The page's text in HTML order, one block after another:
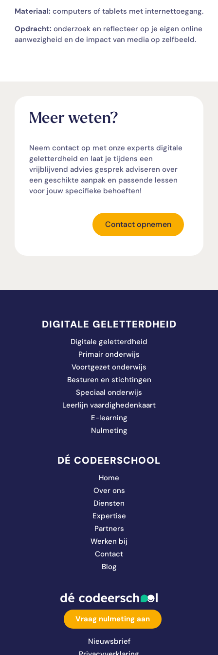
Materiaal: computers of tablets met internettoegang.
Opdracht: onderzoek en reflecteer op je eigen online
aanwezigheid en de impact van media op zelfbeeld.
Meer weten?
Neem contact op met onze experts digitale
geletterdheid en laat je tijdens een
vrijblijvend advies gesprek adviseren over
een geschikte aanpak en passende lessen
voor jouw specifieke behoeften!
Contact opnemen
DIGITALE GELETTERDHEID
Digitale geletterdheid
Primair onderwijs
Voortgezet onderwijs
Besturen en stichtingen
Speciaal onderwijs
Leerlijn vaardighedenkaart
E-learning
Nulmeting
DÉ CODEERSCHOOL
Home
Over ons
Diensten
Expertise
Partners
Werken bij
Contact
Blog
Vraag nulmeting aan
Nieuwsbrief